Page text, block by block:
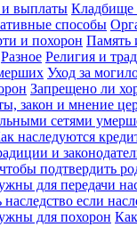
выплаты Кладбище
способы
и похорон Память
Разное Религия и
Уход за
Запрещено ли
закон и мнение
сетями
наследуются
и
подтвердить
для передачи
если
для похорон